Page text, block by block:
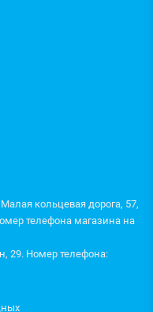
кольцевая дорога, 57,
телефона магазина на
29. Номер телефона: